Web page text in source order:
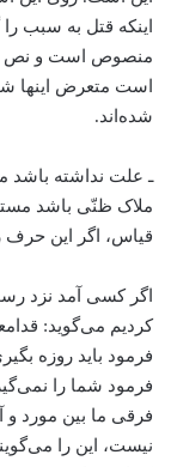
اینکه قتل به سبب
منصوص است و نص در
است متعرض اینها
شده‌اند.
ـ علت نداشته باشد
ملاک ظنّی باشد
قیاس، اگر این حرف
اگر کسی آمد نزد
کردیم می‌گوید:
فرمود باید روزه
فرمود شما را
فرقی ما بین مورد
نیست، این را